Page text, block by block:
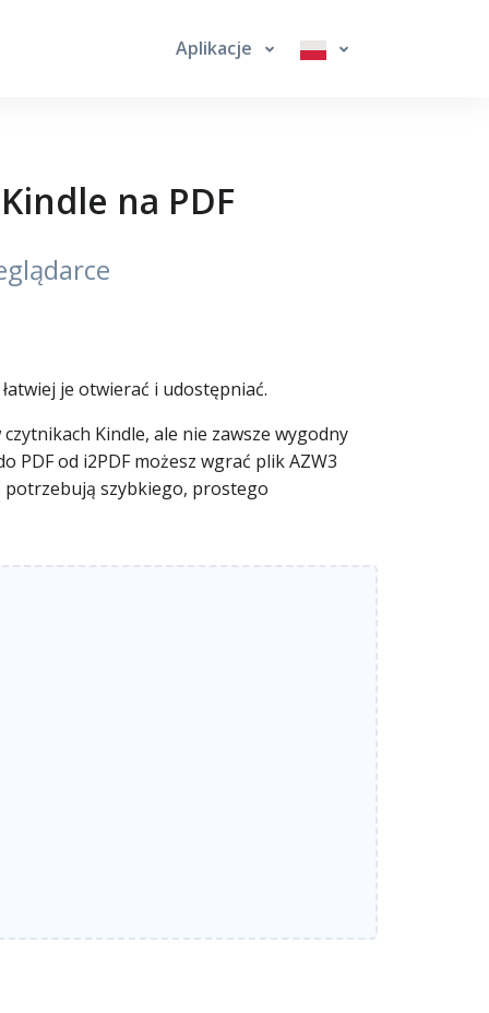
Aplikacje
na PDF
je otwierać i udostępniać.
Kindle, ale nie zawsze wygodny
PDF od i2PDF możesz wgrać plik AZW3
potrzebują szybkiego, prostego